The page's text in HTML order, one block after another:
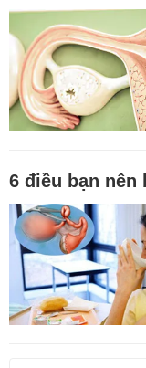
6 điều bạn